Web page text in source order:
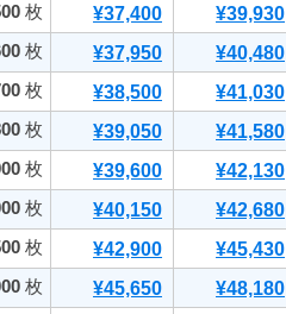
枚 ¥37,400 ¥39,930
枚 ¥37,950 ¥40,480
枚 ¥38,500 ¥41,030
枚 ¥39,050 ¥41,580
枚 ¥39,600 ¥42,130
枚 ¥40,150 ¥42,680
枚 ¥42,900 ¥45,430
枚 ¥45,650 ¥48,180